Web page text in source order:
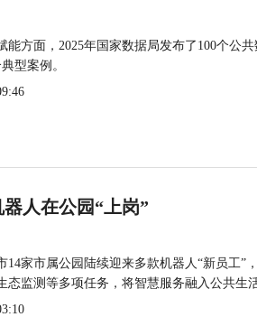
能方面，2025年国家数据局发布了100个公
型案例。
人在公园“上岗”
14家市属公园陆续迎来多款机器人“新员工
态监测等多项任务，将智慧服务融入公共生活